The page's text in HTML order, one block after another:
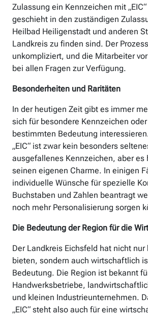
Zulassung ein Kennzeichen mit
geschieht in den zuständigen
Heilbad Heiligenstadt und anderen
Landkreis zu finden sind. Der
unkompliziert, und die Mitarbeiter
bei allen Fragen zur Verfügung.
Besonderheiten und Raritäten
In der heutigen Zeit gibt es immer
sich für besondere Kennzeichen
bestimmten Bedeutung
„EIC“ ist zwar kein besonders
ausgefallenes Kennzeichen, aber es
seinen eigenen Charme. In einigen
individuelle Wünsche für spezielle
Buchstaben und Zahlen beantragt
noch mehr Personalisierung sorgen
Die Bedeutung der Region für die
Der Landkreis Eichsfeld hat nicht nur
bieten, sondern auch wirtschaftlich
Bedeutung. Die Region ist bekannt
Handwerksbetriebe,
und kleinen Industrieunternehmen.
„EIC“ steht also auch für eine